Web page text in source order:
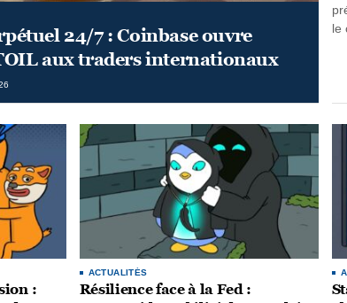
24/7 : Coinbase ouvre
aux traders internationaux
le
:
ACTUALITÉS
Résilience face à la Fed :